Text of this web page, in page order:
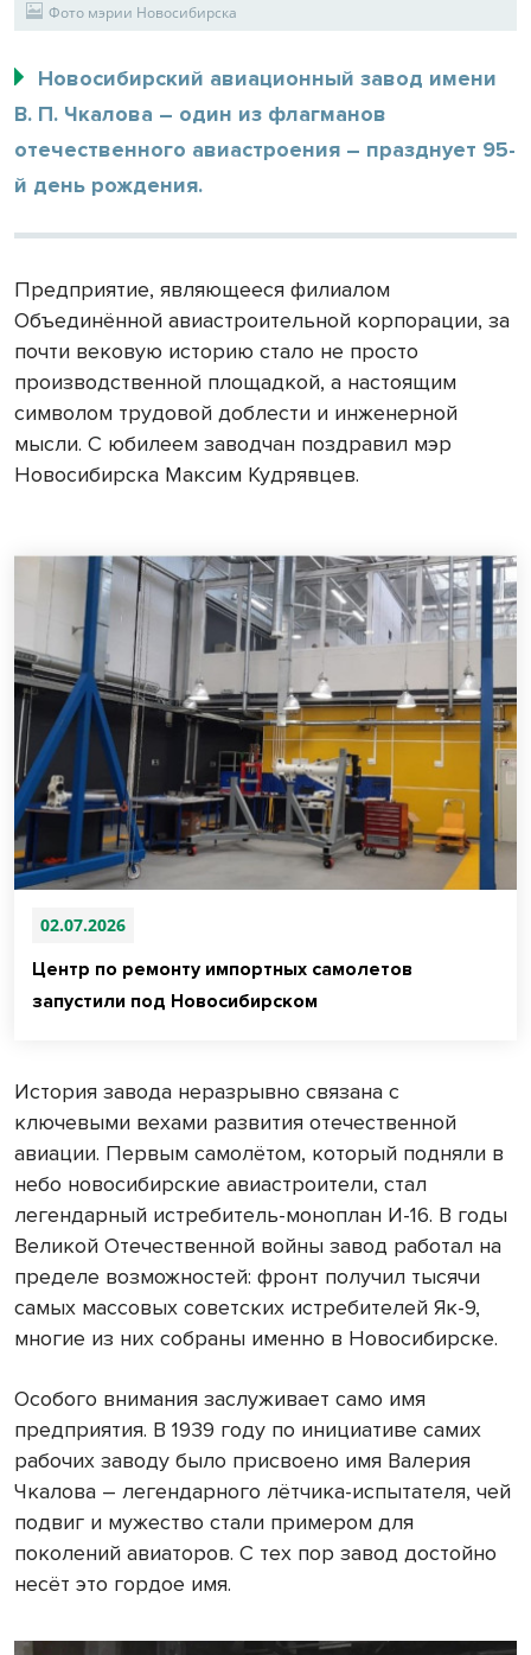
Фото мэрии Новосибирска
Новосибирский авиационный завод имени
В. П. Чкалова – один из флагманов
отечественного авиастроения – празднует 95-
й день рождения.
Предприятие, являющееся филиалом
Объединённой авиастроительной корпорации, за
почти вековую историю стало не просто
производственной площадкой, а настоящим
символом трудовой доблести и инженерной
мысли. С юбилеем заводчан поздравил мэр
Новосибирска Максим Кудрявцев.
02.07.2026
Центр по ремонту импортных самолетов
запустили под Новосибирском
История завода неразрывно связана с
ключевыми вехами развития отечественной
авиации. Первым самолётом, который подняли в
небо новосибирские авиастроители, стал
легендарный истребитель-моноплан И-16. В годы
Великой Отечественной войны завод работал на
пределе возможностей: фронт получил тысячи
самых массовых советских истребителей Як-9,
многие из них собраны именно в Новосибирске.
Особого внимания заслуживает само имя
предприятия. В 1939 году по инициативе самих
рабочих заводу было присвоено имя Валерия
Чкалова – легендарного лётчика-испытателя, чей
подвиг и мужество стали примером для
поколений авиаторов. С тех пор завод достойно
несёт это гордое имя.